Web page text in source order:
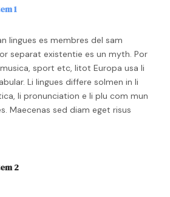
1
lingues es membres del sam
separat existentie es un myth. Por
sport etc, litot Europa usa li
Li lingues differe solmen in li
li pronunciation e li plu com mun
Maecenas sed diam eget risus
2